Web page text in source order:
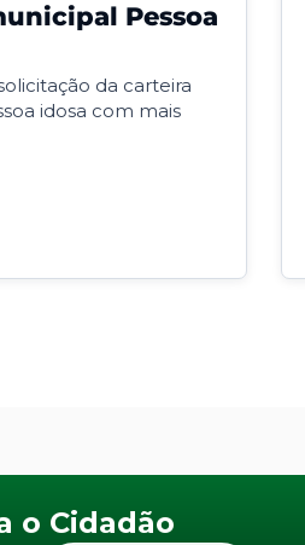
Pessoa
da carteira
idosa com mais
o Cidadão